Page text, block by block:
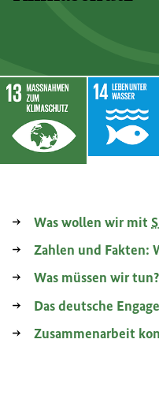
Gemeinden
r Konsum und
13: Maßnahmen
SDG14:
Interner Link
Was wollen wir mit
Zahlen und Fakten:
Was müssen wir tun?
Das deutsche
Zusammenarbeit